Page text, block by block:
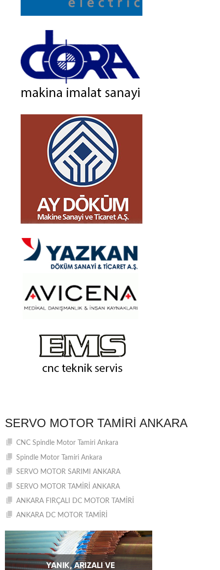
SERVO MOTOR TAMIRI ANKARA
CNC Spindle Motor Tamiri Ankara
Spindle Motor Tamiri Ankara
SERVO MOTOR SARIMI ANKARA
SERVO MOTOR TAMİRİ ANKARA
ANKARA FIRÇALI DC MOTOR TAMİRİ
ANKARA DC MOTOR TAMİRİ